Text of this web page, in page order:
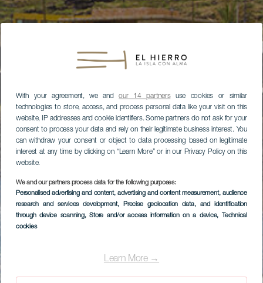
With your agreement, we andour 14 partnersuse cookies or similar
technologies to store, access, and process personal data like your visit on this
website, IP addresses and cookie identifiers. Some partners do not ask for your
consent to process your data and rely on their legitimate business interest. You
can withdraw your consent or object to data processing based on legitimate
interest at any time by clicking on “Learn More” or in our Privacy Policy on this
website.
We and our partners process data for the following purposes:
Personalised advertising and content, advertising and content measurement, audience
research and services development, Precise geolocation data, and identification
through device scanning, Store and/or access information on a device, Technical
cookies
Learn More →